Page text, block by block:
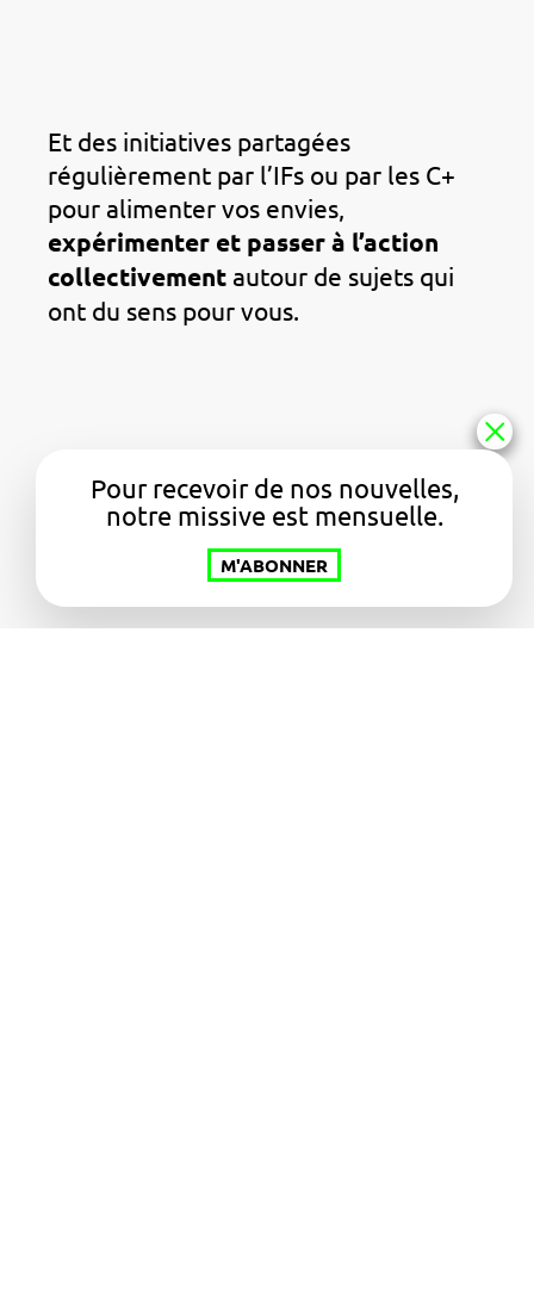
Et des initiatives partagées
régulièrement par l’IFs ou par les C+
pour alimenter vos envies,
expérimenter et passer à l’action
collectivement autour de sujets qui
ont du sens pour vous.
Pour recevoir de nos nouvelles,
notre missive est mensuelle.
M'ABONNER